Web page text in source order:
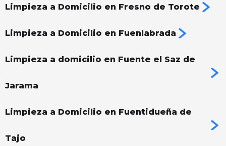
Limpieza a Domicilio en Fresno de Torote
Limpieza a Domicilio en Fuenlabrada
Limpieza a domicilio en Fuente el Saz de
Jarama
Limpieza a Domicilio en Fuentidueña de
Tajo